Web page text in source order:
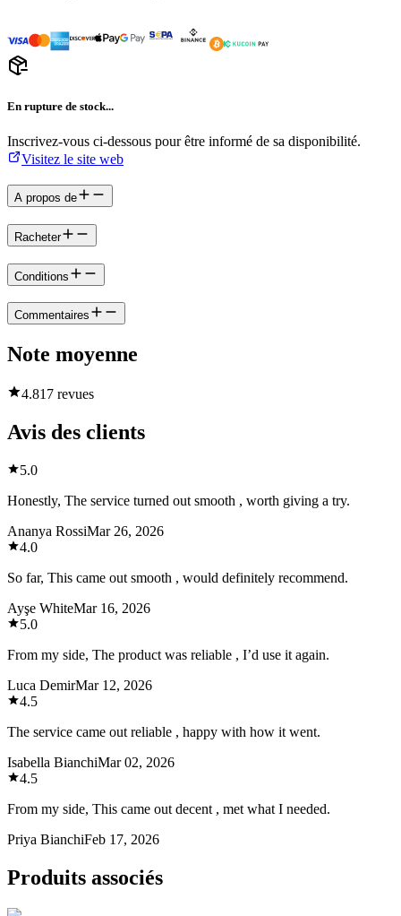
En rupture de stock...
Inscrivez-vous ci-dessous pour être informé de sa disponibilité.
Visitez le site web
A propos de
Racheter
Conditions
Commentaires
Note moyenne
4.817 revues
Avis des clients
5.0
Honestly, The service turned out smooth , worth giving a try.
Ananya RossiMar 26, 2026
4.0
So far, This came out smooth , would definitely recommend.
Ayşe WhiteMar 16, 2026
5.0
From my side, The product was reliable , I’d use it again.
Luca DemirMar 12, 2026
4.5
The service came out reliable , happy with how it went.
Isabella BianchiMar 02, 2026
4.5
From my side, This came out decent , met what I needed.
Priya BianchiFeb 17, 2026
Produits associés